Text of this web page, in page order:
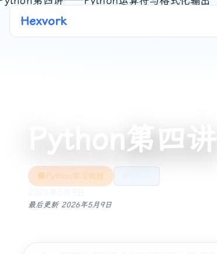
Hexvork
Python第四
Python学习教程
最后更新 2026年5月9日